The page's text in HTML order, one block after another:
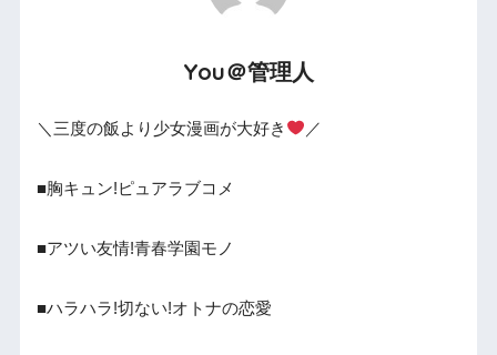
You＠管理人
＼三度の飯より少女漫画が大好き ／
■胸キュン!ピュアラブコメ
■アツい友情!青春学園モノ
■ハラハラ!切ない!オトナの恋愛